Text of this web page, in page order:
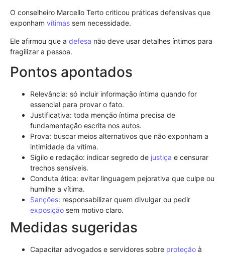
O conselheiro Marcello Terto criticou práticas defensivas que
exponham vítimas sem necessidade.
Ele afirmou que a defesa não deve usar detalhes íntimos para
fragilizar a pessoa.
Pontos apontados
Relevância: só incluir informação íntima quando for
essencial para provar o fato.
Justificativa: toda menção íntima precisa de
fundamentação escrita nos autos.
Prova: buscar meios alternativos que não exponham a
intimidade da vítima.
Sigilo e redação: indicar segredo de justiça e censurar
trechos sensíveis.
Conduta ética: evitar linguagem pejorativa que culpe ou
humilhe a vítima.
Sanções: responsabilizar quem divulgar ou pedir
exposição sem motivo claro.
Medidas sugeridas
Capacitar advogados e servidores sobre proteção à